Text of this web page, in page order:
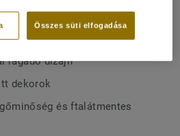
helyiségeiben a Protectwall
+ 1 szegély
tisztítható
ragadó dizájn
dekorok
és ftalátmentes
Összes süti elfogadása